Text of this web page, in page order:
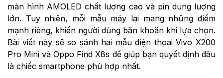
màn hình AMOLED chất lượng cao và pin dung lượng
lớn. Tuy nhiên, mỗi mẫu máy lại mang những điểm
mạnh riêng, khiến người dùng băn khoăn khi lựa chọn.
Bài viết này sẽ so sánh hai mẫu điện thoại Vivo X200
Pro Mini và Oppo Find X8s để giúp bạn quyết định đâu
là chiếc smartphone phù hợp nhất.